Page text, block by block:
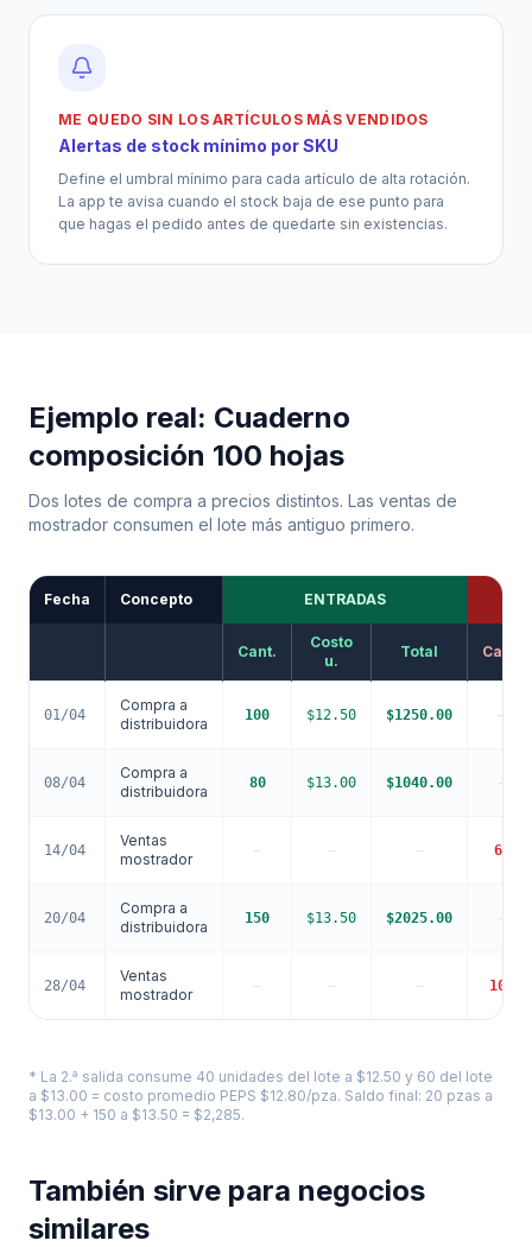
ME QUEDO SIN LOS ARTÍCULOS MÁS VENDIDOS
Alertas de stock mínimo por SKU
Define el umbral mínimo para cada artículo de alta rotación.
La app te avisa cuando el stock baja de ese punto para
que hagas el pedido antes de quedarte sin existencias.
Ejemplo real: Cuaderno
composición 100 hojas
Dos lotes de compra a precios distintos. Las ventas de
mostrador consumen el lote más antiguo primero.
Fecha Concepto ENTRADAS
Cant.
Costo
u.
Total Cant.
01/04
Compra a
distribuidora
100 $12.50 $1250.00 —
08/04
Compra a
distribuidora
80 $13.00 $1040.00 —
14/04
Ventas
mostrador
— — — 60
20/04
Compra a
distribuidora
150 $13.50 $2025.00 —
28/04
Ventas
mostrador
— — — 100
* La 2.ª salida consume 40 unidades del lote a $12.50 y 60 del lote
a $13.00 = costo promedio PEPS $12.80/pza. Saldo final: 20 pzas a
$13.00 + 150 a $13.50 = $2,285.
También sirve para negocios
similares